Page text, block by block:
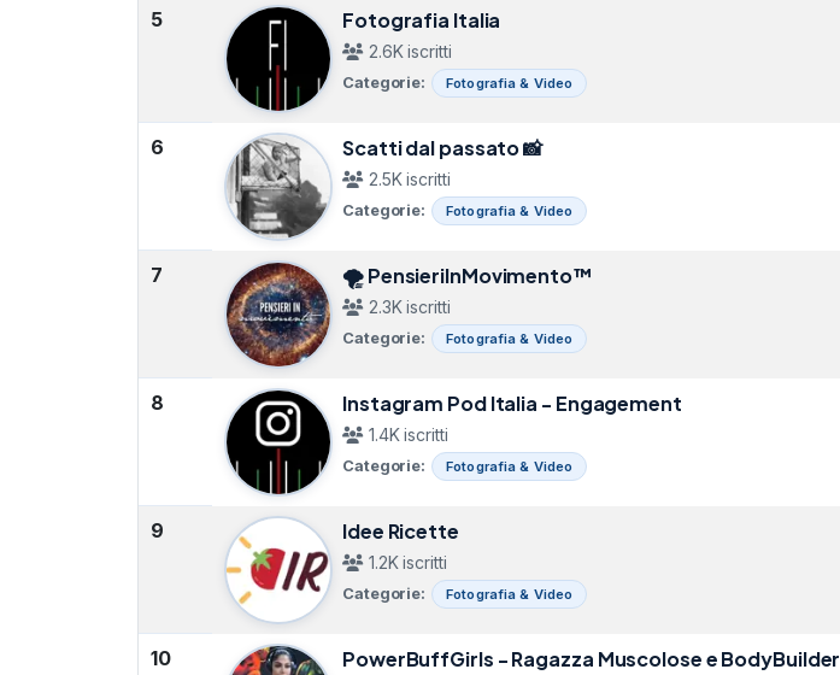
5 Fotografia Italia
2.6K iscritti
Categorie: Fotografia & Video
6 Scatti dal passato 📸
2.5K iscritti
Categorie: Fotografia & Video
7 🌪 PensieriInMovimento™️
2.3K iscritti
Categorie: Fotografia & Video
8 Instagram Pod Italia - Engagement
1.4K iscritti
Categorie: Fotografia & Video
9 Idee Ricette
1.2K iscritti
Categorie: Fotografia & Video
10 PowerBuffGirls - Ragazza Muscolose e BodyBuilder